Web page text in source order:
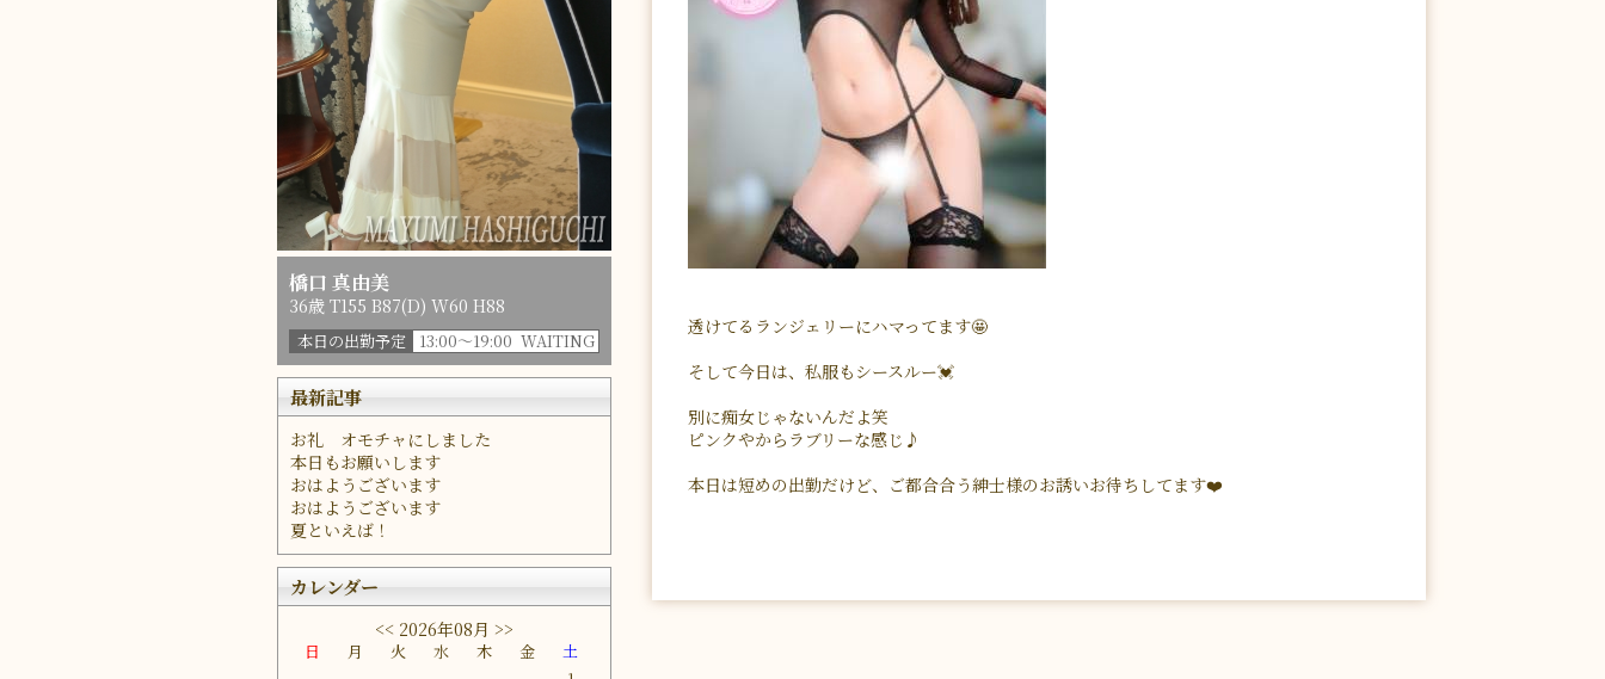
橋口 真由美
36歳 T155 B87(D) W60 H88
本日の出勤予定 13:00～19:00 WAITING
最新記事
お礼 オモチャにしました
本日もお願いします
おはようございます
おはようございます
夏といえば！
カレンダー
<< 2026年08月 >>
日 月 火 水 木 金
土
透けてるランジェリーにハマってます🤩
そして今日は、私服もシースルー💓
別に痴女じゃないんだよ笑
ピンクやからラブリーな感じ♪
本日は短めの出勤だけど、ご都合合う紳士様のお誘いお待ちしてます❤️